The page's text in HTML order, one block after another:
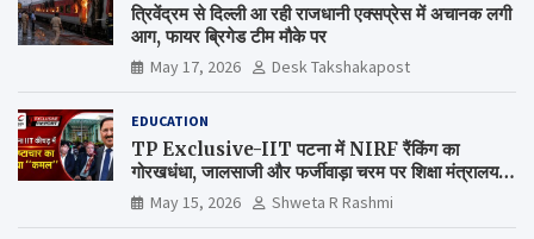
त्रिवेंद्रम से दिल्ली आ रही राजधानी एक्सप्रेस में अचानक लगी
आग, फायर ब्रिगेड टीम मौके पर
May 17, 2026 Desk Takshakapost
EDUCATION
TP Exclusive-IIT पटना में NIRF रैंकिंग का
गोरखधंधा, जालसाजी और फर्जीवाड़ा चरम पर शिक्षा मंत्रालय
कब जागेगा ?
May 15, 2026 Shweta R Rashmi